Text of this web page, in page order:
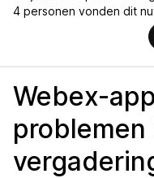
4 personen vonden dit
Webex-
problemen